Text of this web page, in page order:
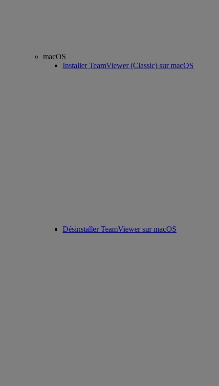
macOS
Installer TeamViewer (Classic) sur macOS
Désinstaller TeamViewer sur macOS